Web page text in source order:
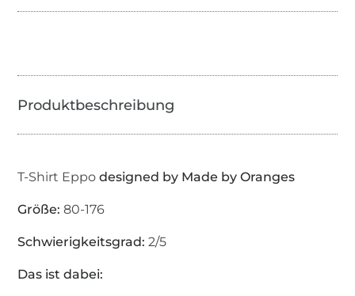
T-Shirt Eppodesigned by Made by Oranges
Größe: 80-176
Schwierigkeitsgrad: 2/5
Das ist dabei: